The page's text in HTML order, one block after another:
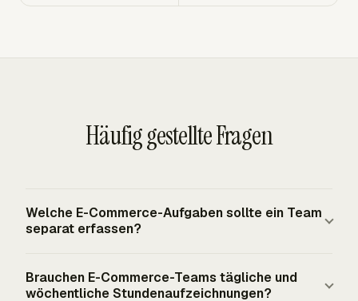
Häufig gestellte Fragen
Welche E-Commerce-Aufgaben sollte ein Team
separat erfassen?
Auftragsbearbeitung, Bestand, Kommissionierung,
Brauchen E-Commerce-Teams tägliche und
wöchentliche Stundenaufzeichnungen?